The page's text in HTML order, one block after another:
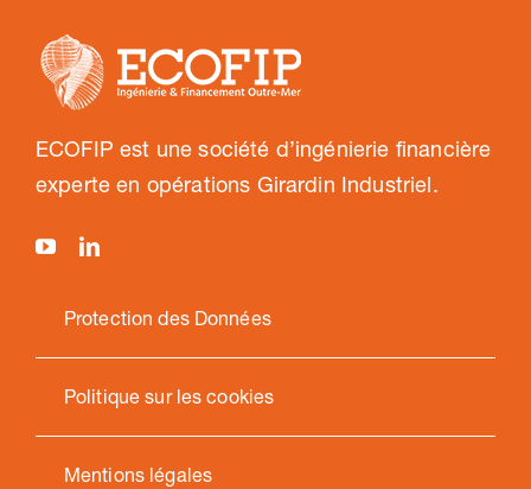
ECOFIP est une société d’ingénierie financière
experte en opérations Girardin Industriel.
Protection des Données
Politique sur les cookies
Mentions légales